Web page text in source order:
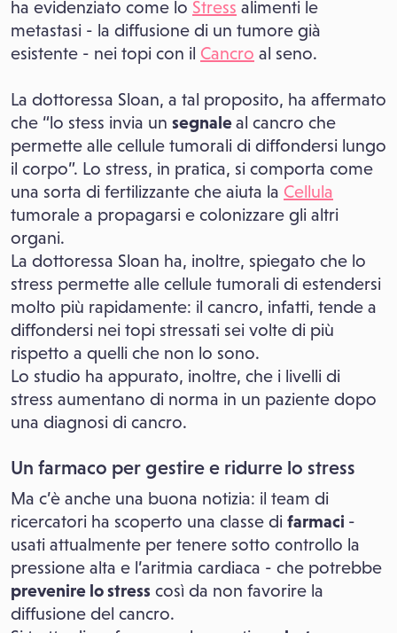
ha evidenziato come lo Stress alimenti le
metastasi - la diffusione di un tumore già
esistente - nei topi con il Cancro al seno.
La dottoressa Sloan, a tal proposito, ha affermato
che “lo stess invia un segnaleal cancro che
permette alle cellule tumorali di diffondersi lungo
il corpo”. Lo stress, in pratica, si comporta come
una sorta di fertilizzante che aiuta la Cellula
tumorale a propagarsi e colonizzare gli altri
organi.
La dottoressa Sloan ha, inoltre, spiegato che lo
stress permette alle cellule tumorali di estendersi
molto più rapidamente: il cancro, infatti, tende a
diffondersi nei topi stressati sei volte di più
rispetto a quelli che non lo sono.
Lo studio ha appurato, inoltre, che i livelli di
stress aumentano di norma in un paziente dopo
una diagnosi di cancro.
Un farmaco per gestire e ridurre lo stress
Ma c’è anche una buona notizia: il team di
ricercatori ha scoperto una classe di farmaci -
usati attualmente per tenere sotto controllo la
pressione alta e l’aritmia cardiaca - che potrebbe
prevenire lo stress così da non favorire la
diffusione del cancro.